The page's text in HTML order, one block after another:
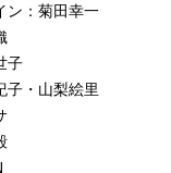
ン：菊田幸一
子
子・山梨絵里